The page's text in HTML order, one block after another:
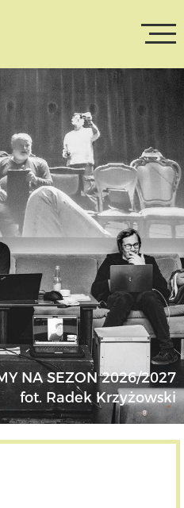
NA SEZON 2026/2027
fot. Radek Krzyżowski